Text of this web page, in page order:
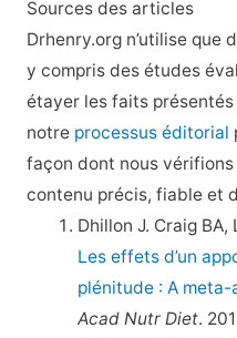
Sources des articles
Drhenry.org n’utilise que
y compris des études
étayer les faits
notre processus éditorial
façon dont nous
contenu précis, fiable et
Dhillon J. Craig BA,
Les effets d’un
plénitude : A
Acad Nutr Diet.